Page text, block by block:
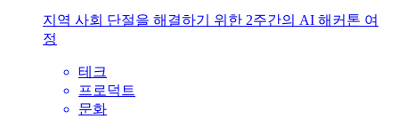
지역 사회 단절을 해결하기 위한 2주간의 AI 해커톤 여
정
테크
프로덕트
문화